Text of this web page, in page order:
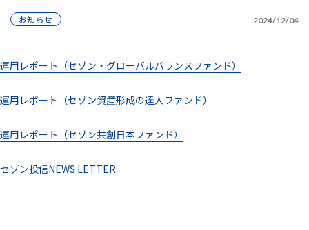
お知らせ 2024/12/04
運用レポート（セゾン・グローバルバランスファンド）
運用レポート（セゾン資産形成の達人ファンド）
運用レポート（セゾン共創日本ファンド）
セゾン投信NEWS LETTER